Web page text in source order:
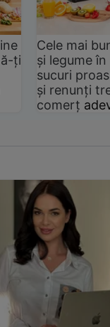
ți
Cele mai
și legume
sucuri
și renunți
comerț